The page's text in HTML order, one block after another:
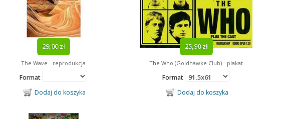
29,00 zł
The Wave - reprodukcja
Format
Dodaj do koszyka
25,90 zł
The Who (Goldhawke Club) - plakat
Format
Dodaj do koszyka